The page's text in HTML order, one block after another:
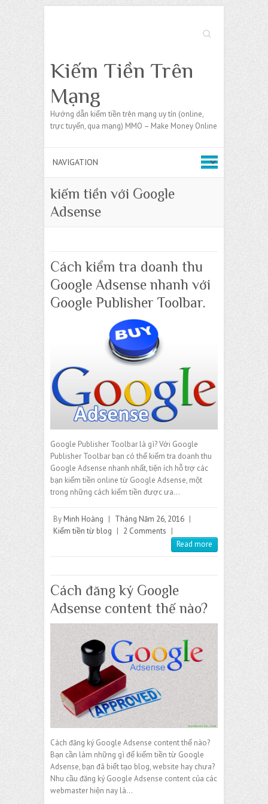
Search
Kiếm Tiền Trên
Mạng
Hướng dẫn kiếm tiền trên mạng uy tín (online,
trực tuyến, qua mạng) MMO – Make Money Online
kiếm tiền với Google
Adsense
Cách kiểm tra doanh thu
Google Adsense nhanh với
Google Publisher Toolbar.
Google Publisher Toolbar là gì? Với Google
Publisher Toolbar bạn có thể kiểm tra doanh thu
Google Adsense nhanh nhất, tiện ích hỗ trợ các
bạn kiếm tiền online từ Google Adsense, một
trong những cách kiếm tiền được ưa…
By Minh Hoàng | Tháng Năm 26, 2016 |
Kiếm tiền từ blog | 2 Comments |
Read more
Cách đăng ký Google
Adsense content thế nào?
Cách đăng ký Google Adsense content thế nào?
Bạn cần làm những gì để kiếm tiền từ Google
Adsense, bạn đã biết tạo blog, website hay chưa?
Nhu cầu đăng ký Google Adsense content của các
webmaster hiện nay là…